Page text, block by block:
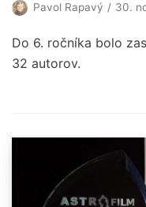
Pavol Rapavý 30.
Do 6. ročníka bolo
32 autorov.